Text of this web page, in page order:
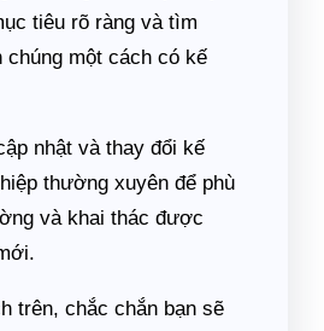
tiêu rõ ràng và tìm
chúng một cách có kế
nhật và thay đổi kế
thường xuyên để phù
và khai thác được
trên, chắc chắn bạn sẽ